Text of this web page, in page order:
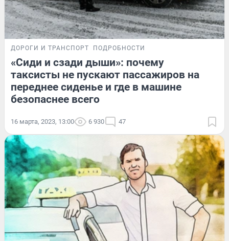
ДОРОГИ И ТРАНСПОРТ ПОДРОБНОСТИ
«Сиди и сзади дыши»: почему
таксисты не пускают пассажиров на
переднее сиденье и где в машине
безопаснее всего
16 марта, 2023, 13:00 6 930 47